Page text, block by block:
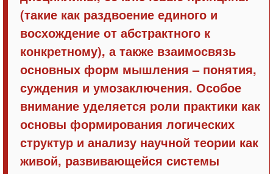
(такие как раздвоение единого и
восхождение от абстрактного к
конкретному), а также взаимосвязь
основных форм мышления – понятия,
суждения и умозаключения. Особое
внимание уделяется роли практики как
основы формирования логических
структур и анализу научной теории как
живой, развивающейся системы